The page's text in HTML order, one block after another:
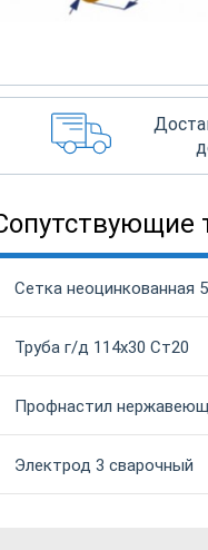
Сетка неоцинкованная
Труба г/д 114х30 Ст20
Профнастил
Электрод 3 сварочный